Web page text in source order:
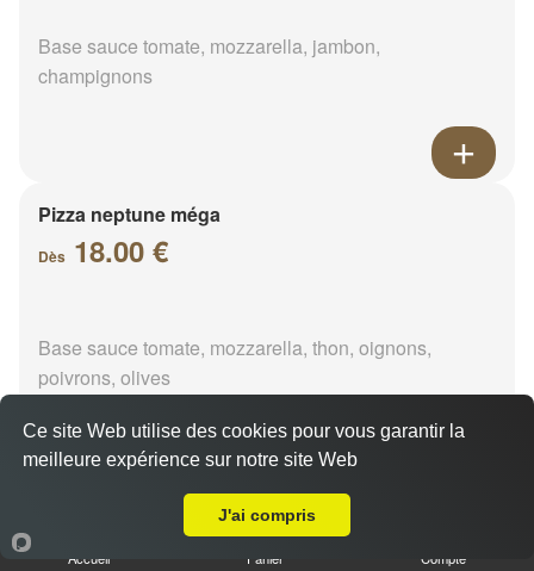
Base sauce tomate, mozzarella, jambon,
champignons
Pizza neptune méga
Dès 18.00 €
Base sauce tomate, mozzarella, thon, oignons,
poivrons, olives
Pizza napolitaine méga
18.00 €
Accueil Panier Compte
Ce site Web utilise des cookies pour vous garantir la
meilleure expérience sur notre site Web
J'ai compris